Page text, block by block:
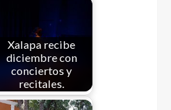
Xalapa recibe
diciembre con
conciertos y
recitales.